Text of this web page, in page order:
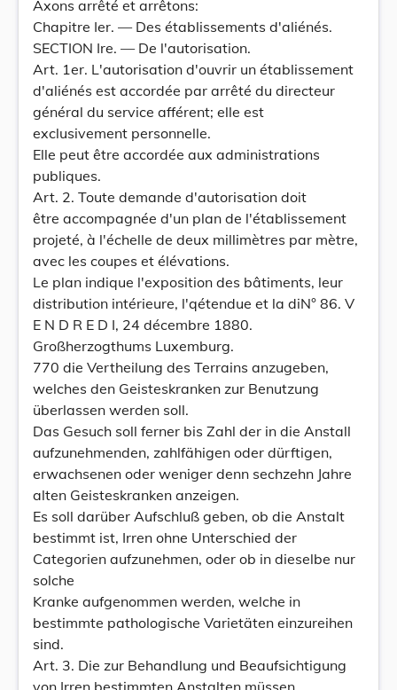
Axons arrêté et arrêtons:
Chapitre Ier. — Des établissements d'aliénés.
SECTION Ire. — De l'autorisation.
Art. 1er. L'autorisation d'ouvrir un établissement
d'aliénés est accordée par arrêté du directeur
général du service afférent; elle est
exclusivement personnelle.
Elle peut être accordée aux administrations
publiques.
Art. 2. Toute demande d'autorisation doit
être accompagnée d'un plan de l'établissement
projeté, à l'échelle de deux millimètres par mètre,
avec les coupes et élévations.
Le plan indique l'exposition des bâtiments, leur
distribution intérieure, l'qétendue et la diN° 86. V
E N D R E D I, 24 décembre 1880.
Großherzogthums Luxemburg.
770 die Vertheilung des Terrains anzugeben,
welches den Geisteskranken zur Benutzung
überlassen werden soll.
Das Gesuch soll ferner bis Zahl der in die Anstall
aufzunehmenden, zahlfähigen oder dürftigen,
erwachsenen oder weniger denn sechzehn Jahre
alten Geisteskranken anzeigen.
Es soll darüber Aufschluß geben, ob die Anstalt
bestimmt ist, Irren ohne Unterschied der
Categorien aufzunehmen, oder ob in dieselbe nur
solche
Kranke aufgenommen werden, welche in
bestimmte pathologische Varietäten einzureihen
sind.
Art. 3. Die zur Behandlung und Beaufsichtigung
von Irren bestimmten Anstalten müssen